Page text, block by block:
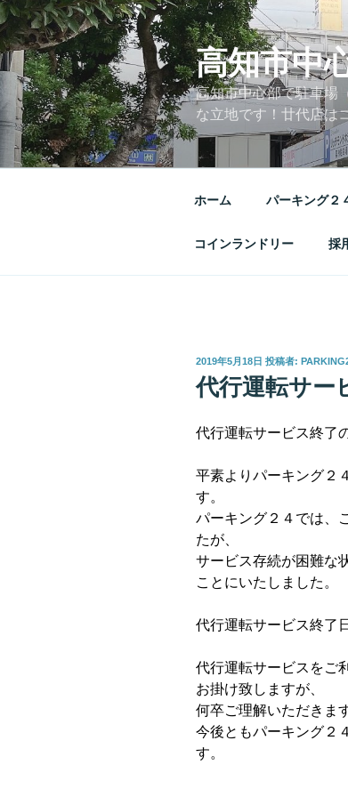
コ
ン
テ
ン
ツ
ス
高知市中
高知市中心部で駐車場
な立地です！廿代店は
ホーム パーキング２
コインランドリー 採
投
稿
日:
2019年5月18日 投稿者:
代行運転サー
代行運転サービス終了
平素よりパーキング２
す。
パーキング２４では、
たが、
サービス存続が困難な
ことにいたしました。
代行運転サービス終了
代行運転サービスをご
お掛け致しますが、
何卒ご理解いただきま
今後ともパーキング２
す。